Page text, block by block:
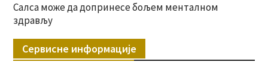
Салса може да допринесе бољем менталном
здрављу
Сервисне информације